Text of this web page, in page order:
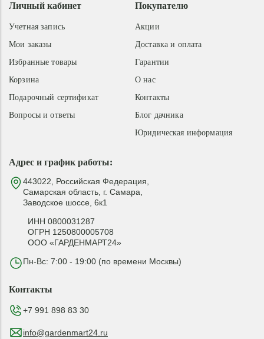
Адрес и график работы:
443022, Российская Федерация,
Самарская область, г. Самара,
Заводское шоссе, 6к1
ИНН 0800031287
ОГРН 1250800005708
ООО «ГАРДЕНМАРТ24»
Пн-Вс: 7:00 - 19:00 (по времени Москвы)
Покупателю
Акции
Доставка и оплата
Гарантии
О нас
Контакты
Блог дачника
Юридическая информация
Личный кабинет
Учетная запись
Мои заказы
Избранные товары
Корзина
Подарочный сертификат
Вопросы и ответы
Контакты
+7 991 898 83 30
info@gardenmart24.ru